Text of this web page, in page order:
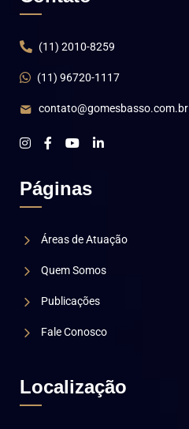
(11) 2010-8259
(11) 96720-1117
contato@gomesbasso.com.br
Páginas
Áreas de Atuação
Quem Somos
Publicações
Fale Conosco
Localização